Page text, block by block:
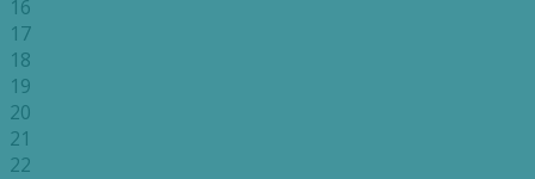
16
17
18
19
20
21
22